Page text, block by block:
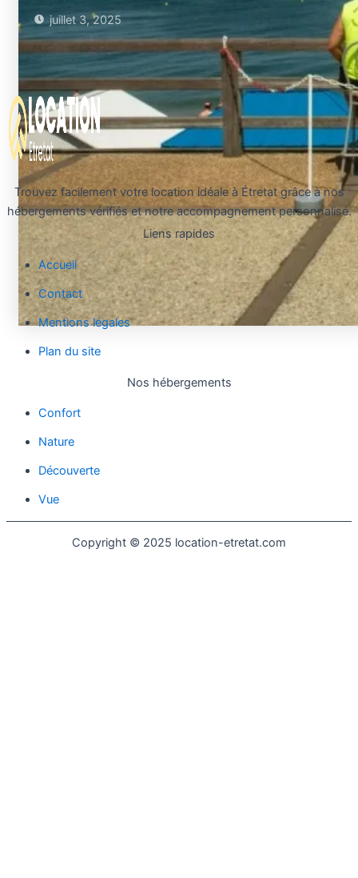
juillet 3, 2025
Trouvez facilement votre location idéale à Étretat grâce à nos
hébergements vérifiés et notre accompagnement personnalisé.
Liens rapides
Accueil
Contact
Mentions légales
Plan du site
Nos hébergements
Confort
Nature
Découverte
Vue
Copyright © 2025 location-etretat.com